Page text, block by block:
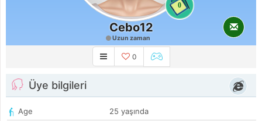
0
Cebo12
Uzun zaman
0
Üye bilgileri
Age
25 yaşında